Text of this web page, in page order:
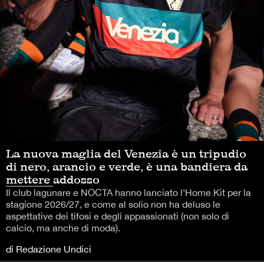
La nuova maglia del Venezia è un tripudio
di nero, arancio e verde, è una bandiera da
mettere addosso
Il club lagunare e NOCTA hanno lanciato l'Home Kit per la
stagione 2026/27, e come al solio non ha deluso le
aspettative dei tifosi e degli appassionati (non solo di
calcio, ma anche di moda).
di Redazione Undici